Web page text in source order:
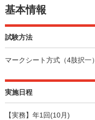
基本情報
試験方法
マークシート方式（4肢択一）
実施日程
【実務】年1回(10月)